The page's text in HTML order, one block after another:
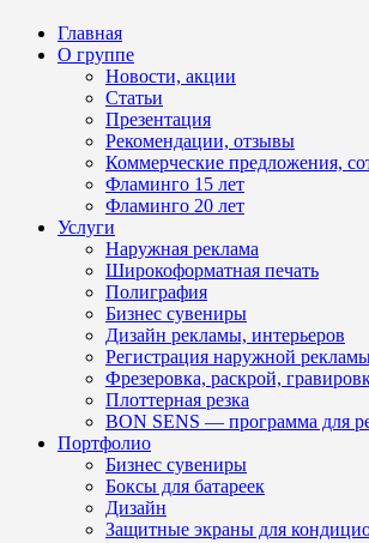
Главная
О группе
Новости, акции
Статьи
Презентация
Рекомендации, отзывы
Коммерческие предложения,
Фламинго 15 лет
Фламинго 20 лет
Услуги
Наружная реклама
Широкоформатная печать
Полиграфия
Бизнес сувениры
Дизайн рекламы, интерьеров
Регистрация наружной
Фрезеровка, раскрой,
Плоттерная резка
BON SENS — программа для
Портфолио
Бизнес сувениры
Боксы для батареек
Дизайн
Защитные экраны для